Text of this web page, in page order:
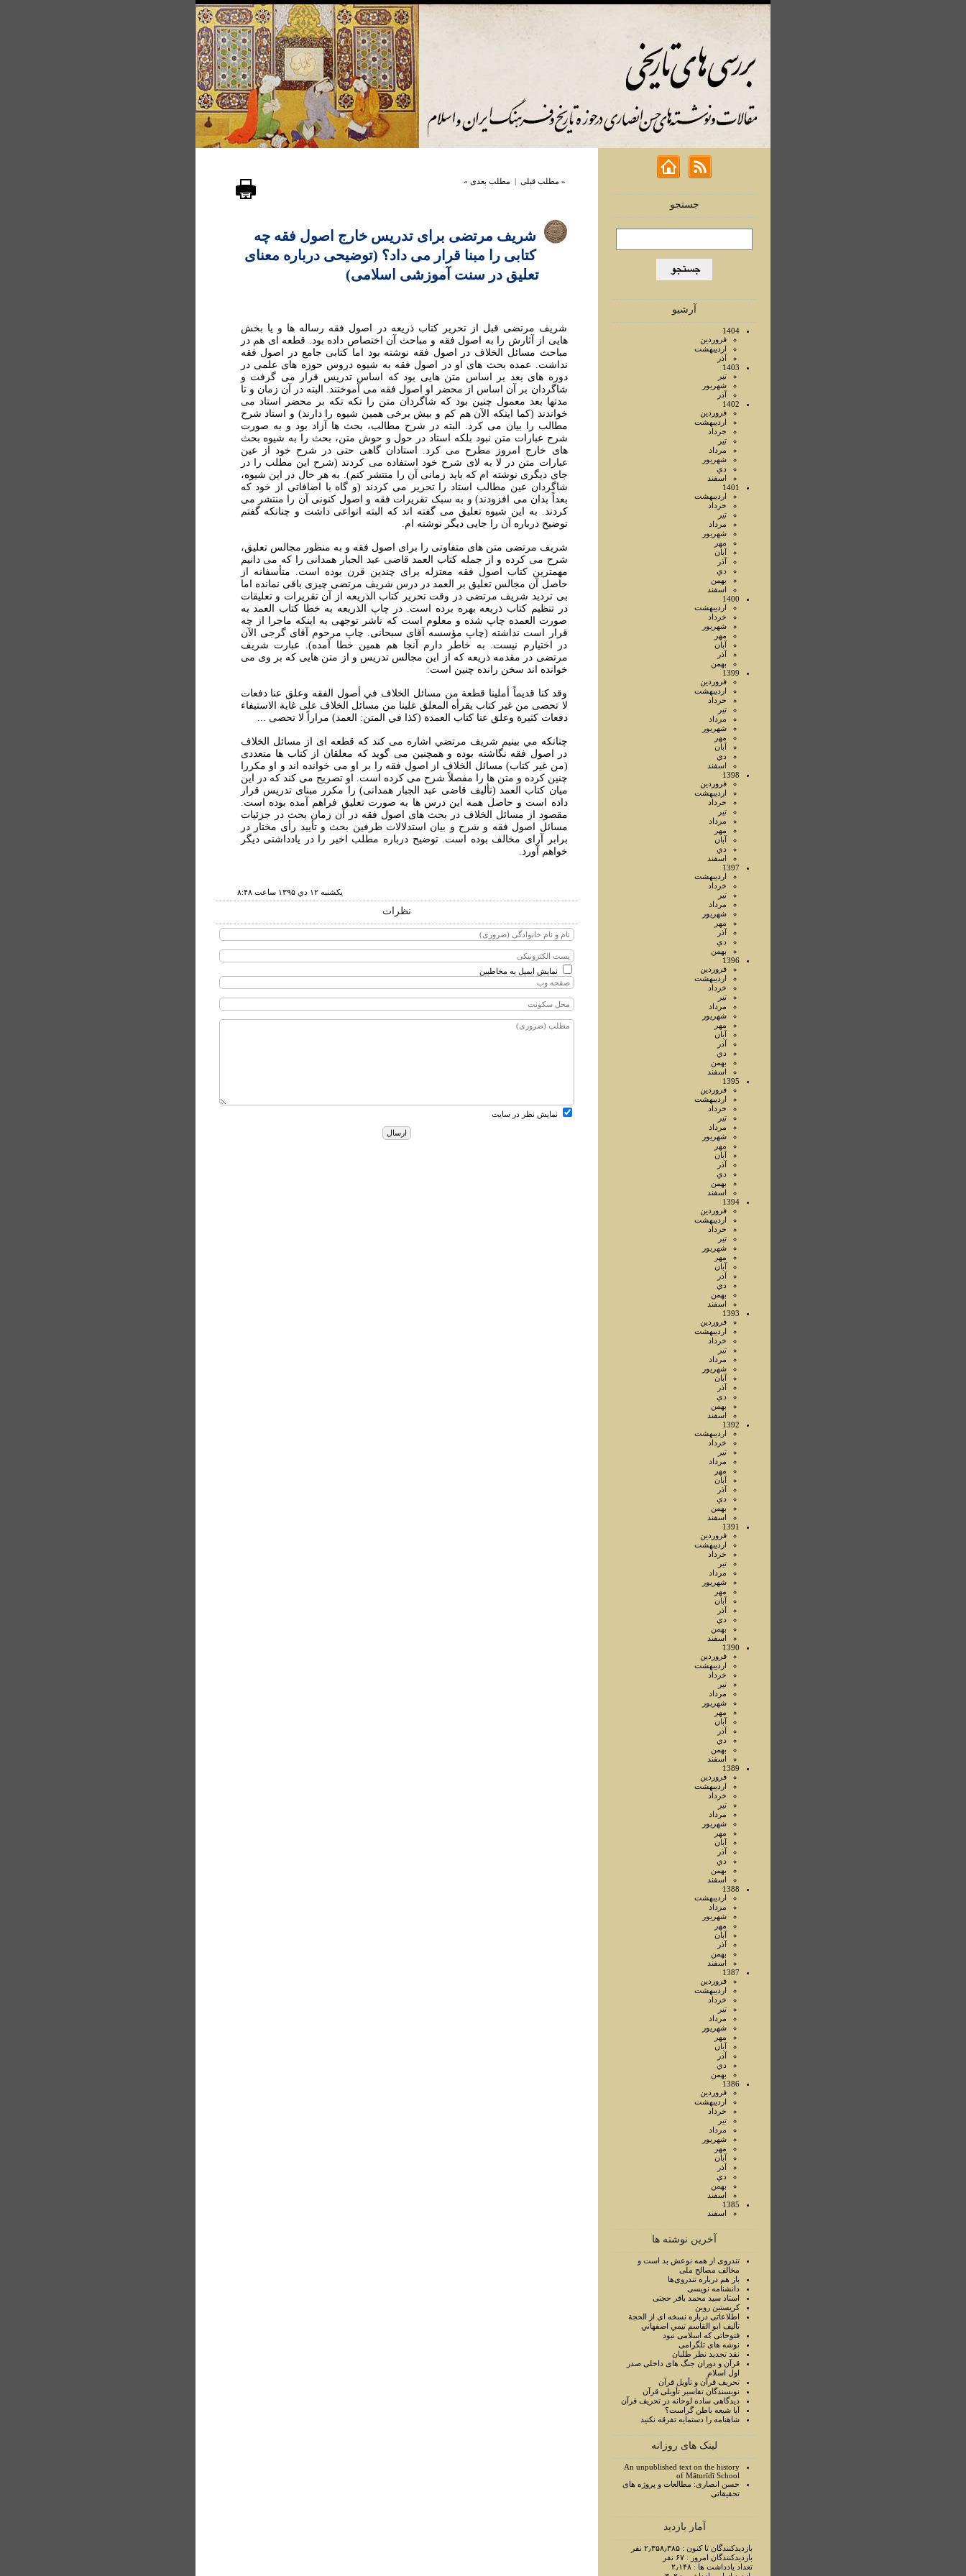
جستجو
آرشیو
1404
فروردين
ارديبهشت
آذر
1403
تير
شهريور
آذر
1402
فروردين
ارديبهشت
خرداد
تير
مرداد
شهريور
دي
اسفند
1401
ارديبهشت
خرداد
تير
مرداد
شهريور
مهر
آبان
آذر
دي
بهمن
اسفند
1400
ارديبهشت
خرداد
شهريور
مهر
آبان
آذر
بهمن
1399
فروردين
ارديبهشت
خرداد
تير
مرداد
شهريور
مهر
آبان
دي
اسفند
1398
فروردين
ارديبهشت
خرداد
تير
مرداد
مهر
آبان
دي
اسفند
1397
ارديبهشت
خرداد
تير
مرداد
شهريور
مهر
آذر
دي
بهمن
1396
فروردين
ارديبهشت
خرداد
تير
مرداد
شهريور
مهر
آبان
آذر
دي
بهمن
اسفند
1395
فروردين
ارديبهشت
خرداد
تير
مرداد
شهريور
مهر
آبان
آذر
دي
بهمن
اسفند
1394
فروردين
ارديبهشت
خرداد
تير
شهريور
مهر
آبان
آذر
دي
بهمن
اسفند
1393
فروردين
ارديبهشت
خرداد
تير
مرداد
شهريور
آبان
آذر
دي
بهمن
اسفند
1392
ارديبهشت
خرداد
تير
مرداد
مهر
آبان
آذر
دي
بهمن
اسفند
1391
فروردين
ارديبهشت
خرداد
تير
مرداد
شهريور
مهر
آبان
آذر
دي
بهمن
اسفند
1390
فروردين
ارديبهشت
خرداد
تير
مرداد
شهريور
مهر
آبان
آذر
دي
بهمن
اسفند
1389
فروردين
ارديبهشت
خرداد
تير
مرداد
شهريور
مهر
آبان
آذر
دي
بهمن
اسفند
1388
ارديبهشت
مرداد
شهريور
مهر
آبان
آذر
بهمن
اسفند
1387
فروردين
ارديبهشت
خرداد
تير
مرداد
شهريور
مهر
آبان
آذر
دي
بهمن
1386
فروردين
ارديبهشت
خرداد
تير
مرداد
شهريور
مهر
آبان
آذر
دي
بهمن
اسفند
1385
اسفند
آخرین نوشته ها
تندروی از همه نوعش بد است و
مخالف مصالح ملی
باز هم درباره تندروی‌ها
دانشنامه نویسی
استاد سيد محمد باقر حجتی
کریستین روبن
اطلاعاتی درباره نسخه ای از الحجة
تأليف ابو القاسم تيمي اصفهاني
فتوحاتی که اسلامی نبود
نوشه های تلگرامی
نقد تجدید نظر طلبان
قرآن و دوران جنگ های داخلی صدر
اول اسلام
تحريف قرآن و تأويل قرآن
نويسندگان تفاسير تأويلی قرآن
ديدگاهی ساده لوحانه در تحريف قرآن
آيا شيعه باطن گراست؟
شاهنامه را دستمايه تفرقه نکنيد
لینک های روزانه
An unpublished text on the history
of Māturīdī School
حسن انصاری: مطالعات و پروژه های
تحقیقاتی
آمار بازدید
بازدیدکنندگان تا کنون : ۲٫۳۵۸٫۳۸۵ نفر
بازدیدکنندگان امروز : ۶۷ نفر
تعداد یادداشت ها : ۲٫۱۴۸
« مطلب قبلی | مطلب بعدی »
شریف مرتضی برای تدریس خارج اصول فقه چه
کتابی را مبنا قرار می داد؟ (توضیحی درباره معنای
تعلیق در سنت آموزشی اسلامی)
شریف مرتضی قبل از تحریر کتاب ذریعه در اصول فقه رساله ها و یا بخش
هایی از آثارش را به اصول فقه و مباحث آن اختصاص داده بود. قطعه ای هم در
مباحث مسائل الخلاف در اصول فقه نوشته بود اما کتابی جامع در اصول فقه
نداشت. عمده بحث های او در اصول فقه به شیوه دروس حوزه های علمی در
دوره های بعد بر اساس متن هایی بود که اساس تدریس قرار می گرفت و
شاگردان بر آن اساس از محضر او اصول فقه می آموختند. البته در آن زمان و تا
مدتها بعد معمول چنین بود که شاگردان متن را تکه تکه بر محضر استاد می
خواندند (کما اینکه الآن هم کم و بیش برخی همین شیوه را دارند) و استاد شرح
مطالب را بیان می کرد. البته در شرح مطالب، بحث ها آزاد بود و به صورت
شرح عبارات متن نبود بلکه استاد در حول و حوش متن، بحث را به شیوه بحث
های خارج امروز مطرح می کرد. استادان گاهی حتی در شرح خود از عین
عبارات متن در لا به لای شرح خود استفاده می کردند (شرح این مطلب را در
جای دیگری نوشته ام که باید زمانی آن را منتشر کنم). به هر حال در این شیوه،
شاگردان عین مطالب استاد را تحریر می کردند (و گاه با اضافاتی از خود که
بعداً بدان می افزودند) و به سبک تقریرات فقه و اصول کنونی آن را منتشر می
کردند. به این شیوه تعلیق می گفته اند که البته انواعی داشت و چنانکه گفتم
توضیح درباره آن را جایی دیگر نوشته ام.
شریف مرتضی متن های متفاوتی را برای اصول فقه و به منظور مجالس تعلیق،
شرح می کرده و از جمله کتاب العمد قاضی عبد الجبار همدانی را که می دانیم
مهمترین کتاب اصول فقه معتزله برای چندین قرن بوده است. متأسفانه از
حاصل آن مجالس تعلیق بر العمد در درس شریف مرتضی چیزی باقی نمانده اما
بی تردید شریف مرتضی در وقت تحریر کتاب الذریعه از آن تقریرات و تعلیقات
در تنظیم کتاب ذریعه بهره برده است. در چاپ الذریعه به خطا کتاب العمد به
صورت العمده چاپ شده و معلوم است که ناشر توجهی به اینکه ماجرا از چه
قرار است نداشته (چاپ مؤسسه آقای سبحانی. چاپ مرحوم آقای گرجی الآن
در اختیارم نیست. به خاطر دارم آنجا هم همین خطا آمده). عبارت شریف
مرتضی در مقدمه ذریعه که از این مجالس تدریس و از متن هایی که بر وی می
خوانده اند سخن رانده چنین است:
وقد کنا قديماً أملينا قطعة من مسائل الخلاف في أصول الفقه وعلق عنا دفعات
لا تحصی من غير كتاب يقرأه المعلق علينا من مسائل الخلاف على غاية الاستيفاء
دفعات كثيرة وعلق عنا كتاب العمدة (كذا في المتن: العمد) مراراً لا تحصى ...
چنانكه مي بينيم شريف مرتضي اشاره می کند که قطعه ای از مسائل الخلاف
در اصول فقه نگاشته بوده و همچنین می گوید که معلقان از کتاب ها متعددی
(من غیر کتاب) مسائل الخلاف از اصول فقه را بر او می خوانده اند و او مکررا
چنین کرده و متن ها را مفصلاً شرح می کرده است. او تصریح می کند که در این
میان کتاب العمد (تألیف قاضی عبد الجبار همدانی) را مکرر مبنای تدریس قرار
داده است و حاصل همه این درس ها به صورت تعلیق فراهم آمده بوده است.
مقصود از مسائل الخلاف در بحث های اصول فقه در آن زمان بحث در جزئیات
مسائل اصول فقه و شرح و بیان استدلالات طرفین بحث و تأیید رأی مختار در
برابر آرای مخالف بوده است. توضیح درباره مطلب اخیر را در یادداشتی دیگر
خواهم آورد.
يكشنبه ۱۲ دي ۱۳۹۵ ساعت ۸:۴۸
نظرات
نمایش ایمیل به مخاطبین
نمایش نظر در سایت